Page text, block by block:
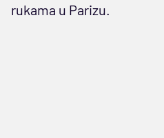
rukama u Parizu.